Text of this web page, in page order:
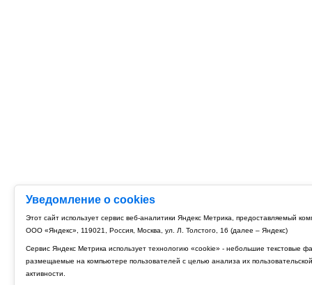
Уведомление о cookies
Этот сайт использует сервис веб-аналитики Яндекс Метрика, предоставляемый
ООО «Яндекс», 119021, Россия, Москва, ул. Л. Толстого, 16 (далее – Яндекс)
Сервис Яндекс Метрика использует технологию «cookie» - небольшие текстовые
размещаемые на компьютере пользователей с целью анализа их пользовательской
активности.